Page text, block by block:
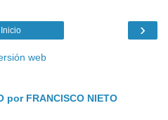
›
Inicio
web
por FRANCISCO NIETO